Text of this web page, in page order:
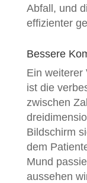
Abfall, und
effizienter
Bessere
Ein weiterer
ist die
zwischen
Bildschirm
dem
Mund
aussehen